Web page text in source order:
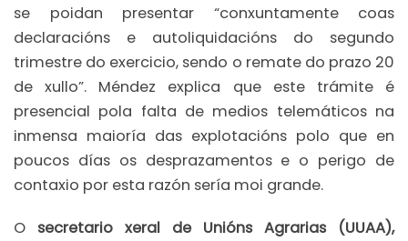
se poidan presentar “conxuntamente coas
declaracións e autoliquidacións do segundo
trimestre do exercicio, sendo o remate do prazo 20
de xullo”. Méndez explica que este trámite é
presencial pola falta de medios telemáticos na
inmensa maioría das explotacións polo que en
poucos días os desprazamentos e o perigo de
contaxio por esta razón sería moi grande.
O secretario xeral de Unións Agrarias (UUAA),